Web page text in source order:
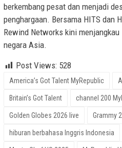
berkembang pesat dan menjadi
penghargaan. Bersama HITS dan
Rewind Networks kini
negara Asia.
Post Views: 528
America’s Got Talent MyRepublic
Britain’s Got Talent channel 200
Golden Globes 2026 live Grammy
hiburan berbahasa Inggris Indonesia